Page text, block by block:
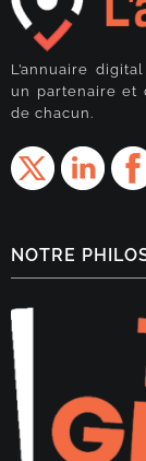
L’annuaire
un partenaire et
de chacun.
NOTRE